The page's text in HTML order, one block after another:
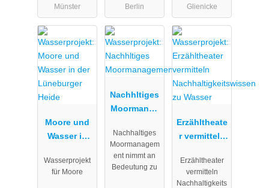
Münster
Berlin
Glienicke
Moore und
Wasser in
Lüneburger
Heide
Wasserprojekt
für Moore
Nachhltiges
Moormanag
Nachhaltiges
Moormanagem
ent nimmt an
Bedeutung zu
Erzähltheate
r vermitteln
eitswissen
zu Wasser
Erzähltheater
vermitteln
Nachhaltigkeits